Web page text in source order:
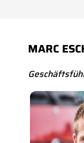
MARC